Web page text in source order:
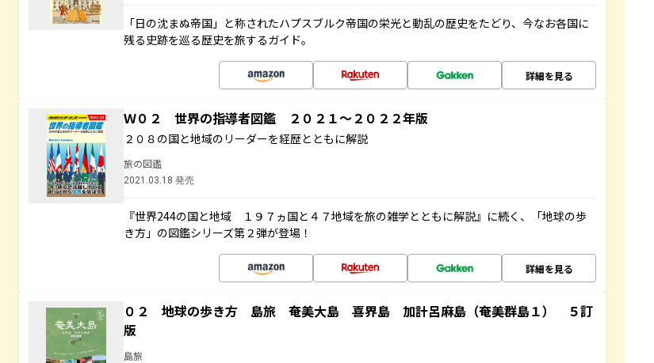
「日の沈まぬ帝国」と称されたハプスブルク帝国の栄光と動乱の歴史をたどり、今なお各国に
残る史跡を巡る歴史を旅するガイド。
詳細を見る
Ｗ０２ 世界の指導者図鑑 ２０２１～２０２２年版
２０８の国と地域のリーダーを経歴とともに解説
旅の図鑑
2021.03.18 発売
『世界244の国と地域 １９７ヵ国と４７地域を旅の雑学とともに解説』に続く、「地球の歩
き方」の図鑑シリーズ第２弾が登場！
詳細を見る
０２ 地球の歩き方 島旅 奄美大島 喜界島 加計呂麻島（奄美群島１） ５訂
版
島旅